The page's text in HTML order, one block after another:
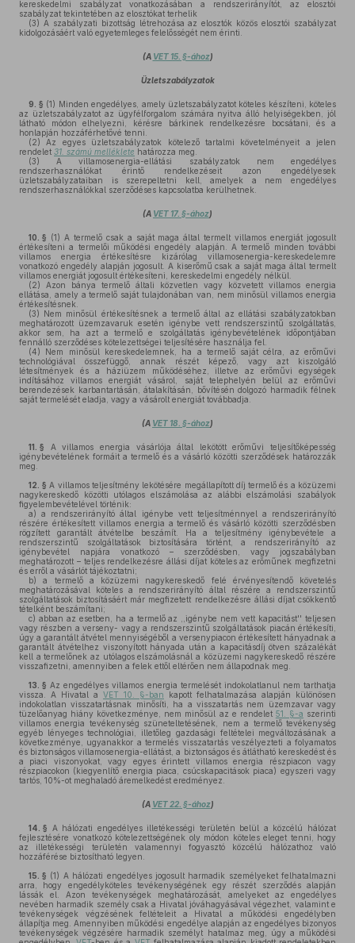
kereskedelmi szabályzat vonatkozásában a rendszerirányítót, az elosztói
szabályzat tekintetében az elosztókat terhelik
(3) A szabályzati bizottság létrehozása az elosztók közös elosztói szabályzat
kidolgozásáért való egyetemleges felelősségét nem érinti.
(A VET 15. §-ához)
Üzletszabályzatok
9. § (1) Minden engedélyes, amely üzletszabályzatot köteles készíteni, köteles
az üzletszabályzatot az ügyfélforgalom számára nyitva álló helyiségekben, jól
látható módon elhelyezni, kérésre bárkinek rendelkezésre bocsátani, és a
honlapján hozzáférhetővé tenni.
(2) Az egyes üzletszabályzatok kötelező tartalmi követelményeit a jelen
rendelet 31. számú melléklete határozza meg.
(3) A villamosenergia-ellátási szabályzatok nem engedélyes
rendszerhasználókat érintő rendelkezéseit azon engedélyesek
üzletszabályzataiban is szerepeltetni kell, amelyek a nem engedélyes
rendszerhasználókkal szerződéses kapcsolatba kerülhetnek.
(A VET 17. §-ához)
10. § (1) A termelő csak a saját maga által termelt villamos energiát jogosult
értékesíteni a termelői működési engedély alapján. A termelő minden további
villamos energia értékesítésre kizárólag villamosenergia-kereskedelemre
vonatkozó engedély alapján jogosult. A kiserőmű csak a saját maga által termelt
villamos energiát jogosult értékesíteni, kereskedelmi engedély nélkül.
(2) Azon bánya termelő általi közvetlen vagy közvetett villamos energia
ellátása, amely a termelő saját tulajdonában van, nem minősül villamos energia
értékesítésnek.
(3) Nem minősül értékesítésnek a termelő által az ellátási szabályzatokban
meghatározott üzemzavaruk esetén igénybe vett rendszerszintű szolgáltatás,
akkor sem, ha azt a termelő e szolgáltatás igénybevételének időpontjában
fennálló szerződéses kötelezettségei teljesítésére használja fel.
(4) Nem minősül kereskedelemnek, ha a termelő saját célra, az erőművi
technológiával összefüggő, annak részét képező, vagy azt kiszolgáló
létesítmények és a háziüzem működéséhez, illetve az erőművi egységek
indításához villamos energiát vásárol, saját telephelyén belül az erőművi
berendezések karbantartásán, átalakításán, bővítésén dolgozó harmadik félnek
saját termelését eladja, vagy a vásárolt energiát továbbadja.
(A VET 18. §-ához)
11. § A villamos energia vásárlója által lekötött erőművi teljesítőképesség
igénybevételének formáit a termelő és a vásárló közötti szerződések határozzák
meg.
12. § A villamos teljesítmény lekötésére megállapított díj termelő és a közüzemi
nagykereskedő közötti utólagos elszámolása az alábbi elszámolási szabályok
figyelembevételével történik:
a) a rendszerirányító által igénybe vett teljesítménnyel a rendszerirányító
részére értékesített villamos energia a termelő és vásárló közötti szerződésben
rögzített garantált átvételbe beszámít. Ha a teljesítmény igénybevétele a
rendszerszintű szolgáltatások biztosítására történt, a rendszerirányító az
igénybevétel napjára vonatkozó – szerződésben, vagy jogszabályban
meghatározott – teljes rendelkezésre állási díjat köteles az erőműnek megfizetni
és erről a vásárlót tájékoztatni;
b) a termelő a közüzemi nagykereskedő felé érvényesítendő követelés
meghatározásával köteles a rendszerirányító által részére a rendszerszintű
szolgáltatások biztosításáért már megfizetett rendelkezésre állási díjat csökkentő
tételként beszámítani;
c) abban az esetben, ha a termelő az ,,igénybe nem vett kapacitást'' teljesen
vagy részben a verseny- vagy a rendszerszintű szolgáltatások piacán értékesíti,
úgy a garantált átvétel mennyiségéből a versenypiacon értékesített hányadnak a
garantált átvételhez viszonyított hányada után a kapacitásdíj ötven százalékát
kell a termelőnek az utólagos elszámolásnál a közüzemi nagykereskedő részére
visszafizetni, amennyiben a felek ettől eltérően nem állapodnak meg.
13. § Az engedélyes villamos energia termelését indokolatlanul nem tarthatja
vissza. A Hivatal a VET 10. §-ban kapott felhatalmazása alapján különösen
indokolatlan visszatartásnak minősíti, ha a visszatartás nem üzemzavar vagy
tüzelőanyag hiány következménye, nem minősül az e rendelet 51. §-a szerinti
villamos energia tevékenység szüneteltetésének, nem a termelő tevékenység
egyéb lényeges technológiai, illetőleg gazdasági feltételei megváltozásának a
következménye, ugyanakkor a termelés visszatartás veszélyezteti a folyamatos
és biztonságos villamosenergia-ellátást, a biztonságos és átlátható kereskedést és
a piaci viszonyokat, vagy egyes érintett villamos energia részpiacon vagy
részpiacokon (kiegyenlítő energia piaca, csúcskapacitások piaca) egyszeri vagy
tartós, 10%-ot meghaladó áremelkedést eredményez.
(A VET 22. §-ához)
14. § A hálózati engedélyes illetékességi területén belül a közcélú hálózat
fejlesztésére vonatkozó kötelezettségének oly módon köteles eleget tenni, hogy
az illetékességi területén valamennyi fogyasztó közcélú hálózathoz való
hozzáférése biztosítható legyen.
15. § (1) A hálózati engedélyes jogosult harmadik személyeket felhatalmazni
arra, hogy engedélyköteles tevékenységének egy részét szerződés alapján
lássák el. Azon tevékenységek meghatározását, amelyeket az engedélyes
nevében harmadik személy csak a Hivatal jóváhagyásával végezhet, valamint e
tevékenységek végzésének feltételeit a Hivatal a működési engedélyben
állapítja meg. Amennyiben működési engedélye alapján az engedélyes bizonyos
tevékenységek végzésére harmadik személyt hatalmaz meg, úgy a működési